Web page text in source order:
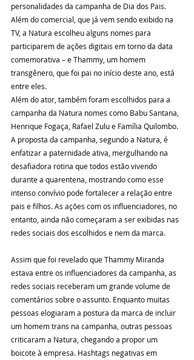
personalidades da campanha de Dia dos Pais.
Além do comercial, que já vem sendo exibido na
TV, a Natura escolheu alguns nomes para
participarem de ações digitais em torno da data
comemorativa – e Thammy, um homem
transgênero, que foi pai no início deste ano, está
entre eles.
Além do ator, também foram escolhidos para a
campanha da Natura nomes como Babu Santana,
Henrique Fogaça, Rafael Zulu e Família Quilombo.
A proposta da campanha, segundo a Natura, é
enfatizar a paternidade ativa, mergulhando na
desafiadora rotina que todos estão vivendo
durante a quarentena, mostrando como esse
intenso convívio pode fortalecer a relação entre
pais e filhos. As ações com os influenciadores, no
entanto, ainda não começaram a ser exibidas nas
redes sociais dos escolhidos e nem da marca.
Assim que foi revelado que Thammy Miranda
estava entre os influenciadores da campanha, as
redes sociais receberam um grande volume de
comentários sobre o assunto. Enquanto muitas
pessoas elogiaram a postura da marca de incluir
um homem trans na campanha, outras pessoas
criticaram a Natura, chegando a propor um
boicote à empresa. Hashtags negativas em